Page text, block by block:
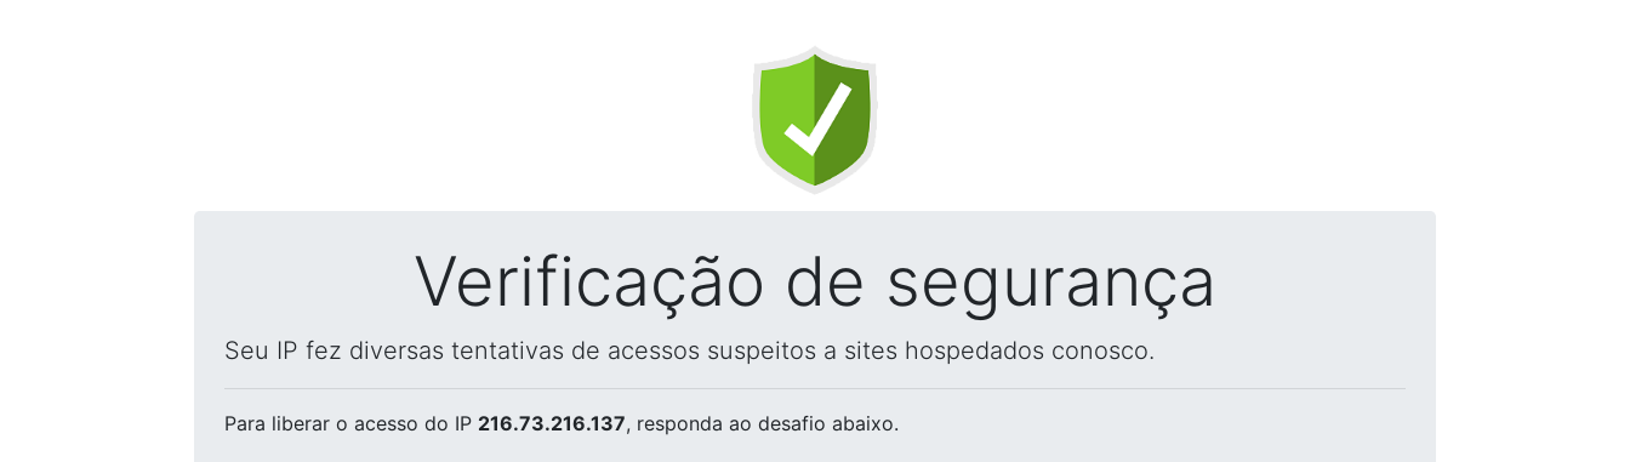
Verificação de segurança
Seu IP fez diversas tentativas de acessos suspeitos a sites hospedados conosco.
Para liberar o acesso do IP 216.73.216.137, responda ao desafio abaixo.